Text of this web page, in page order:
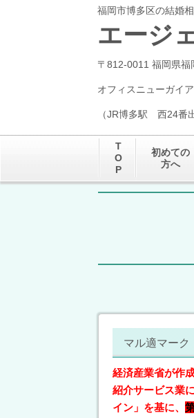
福岡市博多区の結婚
エージ
〒812-0011 福岡県
オフィスニューガ
（JR博多駅 西24番
T
O
P
初めての
方へ
マル適マーク
経済産業省が作
紹介サービス業
イン」を基に、